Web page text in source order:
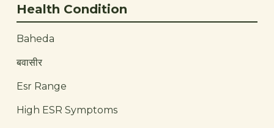
Health Condition
Baheda
बवासीर
Esr Range
High ESR Symptoms